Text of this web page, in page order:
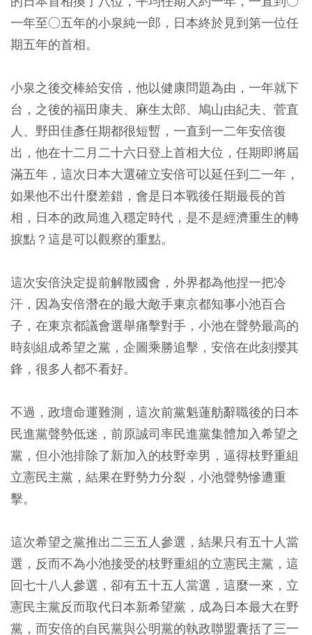
一年至○五年的小泉純一郎，日本終於見到第一位任
期五年的首相。
小泉之後交棒給安倍，他以健康問題為由，一年就下
台，之後的福田康夫、麻生太郎、鳩山由紀夫、菅直
人、野田佳彥任期都很短暫，一直到一二年安倍復
出，他在十二月二十六日登上首相大位，任期即將屆
滿五年，這次日本大選確立安倍可以延任到二一年，
如果他不出什麼差錯，會是日本戰後任期最長的首
相，日本的政局進入穩定時代，是不是經濟重生的轉
捩點？這是可以觀察的重點。
這次安倍決定提前解散國會，外界都為他捏一把冷
汗，因為安倍潛在的最大敵手東京都知事小池百合
子，在東京都議會選舉痛擊對手，小池在聲勢最高的
時刻組成希望之黨，企圖乘勝追擊，安倍在此刻攖其
鋒，很多人都不看好。
不過，政壇命運難測，這次前黨魁蓮舫辭職後的日本
民進黨聲勢低迷，前原誠司率民進黨集體加入希望之
黨，但小池排除了新加入的枝野幸男，逼得枝野重組
立憲民主黨，結果在野勢力分裂，小池聲勢慘遭重
擊。
這次希望之黨推出二三五人參選，結果只有五十人當
選，反而不為小池接受的枝野重組的立憲民主黨，這
回七十八人參選，卻有五十五人當選，這麼一來，立
憲民主黨反而取代日本新希望黨，成為日本最大在野
黨，而安倍的自民黨與公明黨的執政聯盟囊括了三一